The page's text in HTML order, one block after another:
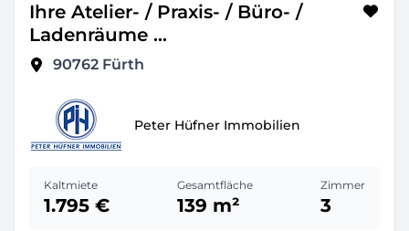
Ihre Atelier- / Praxis- / Büro- /
Ladenräume ...
90762 Fürth
Peter Hüfner Immobilien
Kaltmiete
1.795 €
Gesamtfläche
139 m²
Zimmer
3